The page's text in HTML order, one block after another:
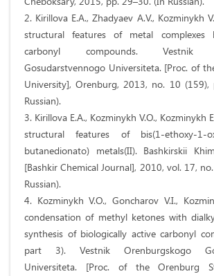
2. Kirillova E.A., Zhadyaev A.V., Kozminykh
structural features of metal complexes
carbonyl compounds. Vestnik
Gosudarstvennogo Universiteta. [Proc. of
University], Orenburg, 2013, no. 10 (159),
Russian).
3. Kirillova E.A., Kozminykh V.O., Kozminykh
structural features of bis(1-ethoxy-1-
butanedionato) metals(II). Bashkirskii
[Bashkir Chemical Journal], 2010, vol. 17,
Russian).
4. Kozminykh V.O., Goncharov V.I.,
condensation of methyl ketones with
synthesis of biologically active carbonyl
part 3). Vestnik Orenburgskogo
Universiteta. [Proc. of the Orenburg